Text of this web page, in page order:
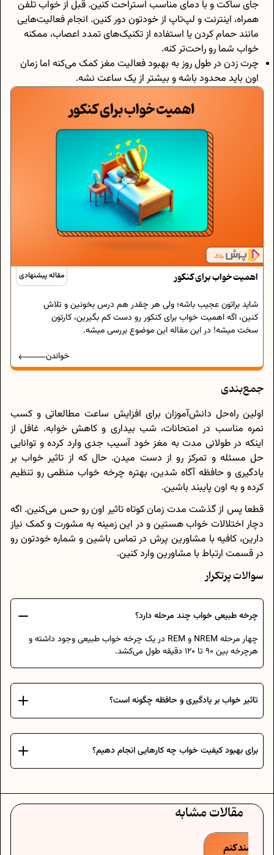
جای ساکت و با دمای مناسب استراحت کنین. قبل از خواب تلفن
همراه، اینترنت و لپ‌تاپ از خودتون دور کنین. انجام فعالیت‌هایی
مانند حمام کردن یا استفاده از تکنیک‌های تمدد اعصاب، ممکنه
خواب شما رو راحت‌تر کنه.
چرت زدن در طول روز به بهبود فعالیت مغز کمک می‌کنه اما زمان
اون باید محدود باشه و بیشتر از یک ساعت نشه.
مقاله پیشنهادی اهمیت خواب برای کنکور
شاید براتون عجیب باشه؛ ولی هر چقدر هم درس بخونین و تلاش
کنین، اگه اهمیت خواب برای کنکور رو دست کم بگیرین، کارتون
سخت میشه! در این مقاله این موضوع بررسی میشه.
خواندن
جمع‌بندی
اولین راه‌حل دانش‌آموزان برای افزایش ساعت مطالعاتی و کسب
نمره مناسب در امتحانات، شب بیداری و کاهش خوابه. غافل از
اینکه در طولانی مدت به مغز خود آسیب جدی وارد کرده و توانایی
حل مسئله و تمرکز رو از دست میدن. حال که از تاثیر خواب بر
یادگیری و حافظه آگاه شدین، بهتره چرخه خواب منظمی رو تنظیم
کرده و به اون پایبند باشین.
قطعا پس از گذشت مدت زمان کوتاه تاثیر اون رو حس می‌کنین. اگه
دچار اختلالات خواب هستین و در این زمینه به مشورت و کمک نیاز
دارین، کافیه با مشاورین پرش در تماس باشین و شماره خودتون رو
در قسمت ارتباط با مشاورین وارد کنین.
سوالات پرتکرار
چرخه طبیعی خواب چند مرحله دارد؟
چهار مرحله NREM و REM در یک چرخه خواب طبیعی وجود داشته و
هرچرخه بین 90 تا 120 دقیقه طول می‌کشد.
تاثیر خواب بر یادگیری و حافظه چگونه است؟
برای بهبود کیفیت خواب چه کارهایی انجام دهیم؟
مقالات مشابه